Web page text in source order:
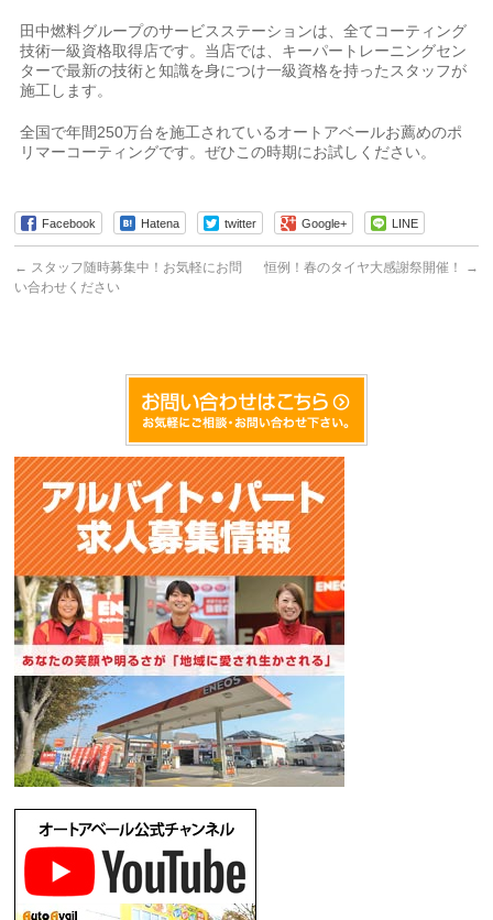
田中燃料グループのサービスステーションは、全てコーティング
技術一級資格取得店です。当店では、キーパートレーニングセン
ターで最新の技術と知識を身につけ一級資格を持ったスタッフが
施工します。
全国で年間250万台を施工されているオートアベールお薦めのポ
リマーコーティングです。ぜひこの時期にお試しください。
Facebook Hatena twitter Google+ LINE
← スタッフ随時募集中！お気軽にお問
い合わせください
恒例！春のタイヤ大感謝祭開催！ →